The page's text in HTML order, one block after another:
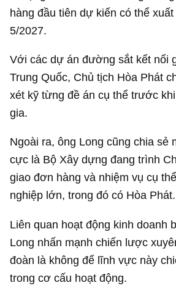
hàng đầu tiên dự kiến có thể
5/2027.
Với các dự án đường sắt kết nối
Trung Quốc, Chủ tịch Hòa Phát
xét kỹ từng đề án cụ thể trước
gia.
Ngoài ra, ông Long cũng chia sẻ
cực là Bộ Xây dựng đang trình
giao đơn hàng và nhiệm vụ cụ
nghiệp lớn, trong đó có Hòa Phát.
Liên quan hoạt động kinh doanh
Long nhấn mạnh chiến lược
đoàn là không để lĩnh vực này
trong cơ cấu hoạt động.